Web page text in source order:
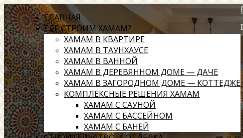
ГЛАВНАЯ
ГДЕ СТРОИМ ХАМАМ?
ХАМАМ В КВАРТИРЕ
ХАМАМ В ТАУНХАУСЕ
ХАМАМ В ВАННОЙ
ХАМАМ В ДЕРЕВЯННОМ ДОМЕ — ДАЧЕ
ХАМАМ В ЗАГОРОДНОМ ДОМЕ — КОТТЕДЖЕ
КОМПЛЕКСНЫЕ РЕШЕНИЯ ХАМАМ
ХАМАМ С САУНОЙ
ХАМАМ С БАССЕЙНОМ
ХАМАМ С БАНЕЙ